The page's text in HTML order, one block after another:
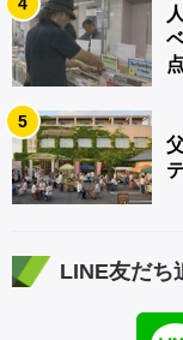
5
LINE友だち